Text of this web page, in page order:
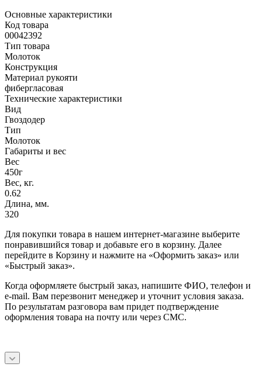
Основные характеристики
Код товара
00042392
Тип товара
Молоток
Конструкция
Материал рукояти
фибергласовая
Технические характеристики
Вид
Гвоздодер
Тип
Молоток
Габариты и вес
Вес
450г
Вес, кг.
0.62
Длина, мм.
320
Для покупки товара в нашем интернет-магазине выберите
понравившийся товар и добавьте его в корзину. Далее
перейдите в Корзину и нажмите на «Оформить заказ» или
«Быстрый заказ».
Когда оформляете быстрый заказ, напишите ФИО, телефон и
e-mail. Вам перезвонит менеджер и уточнит условия заказа.
По результатам разговора вам придет подтверждение
оформления товара на почту или через СМС.